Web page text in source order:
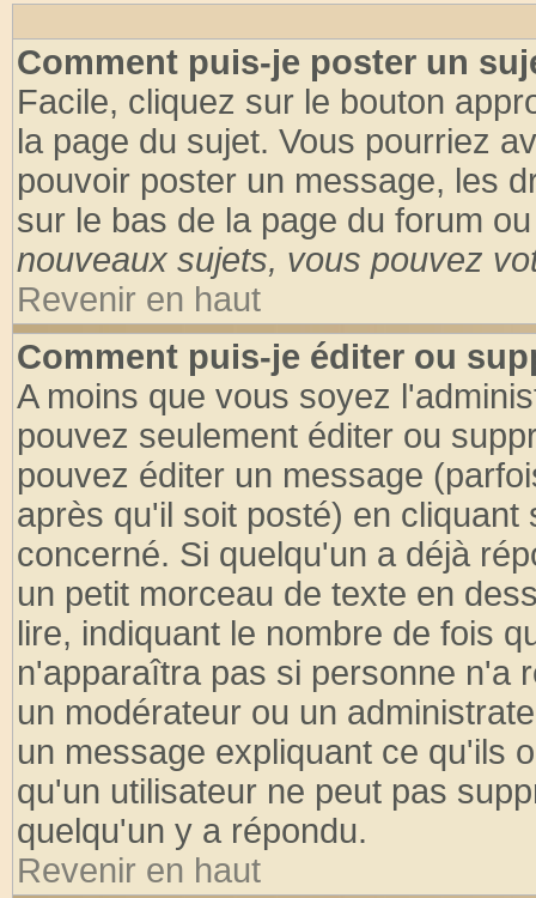
Comment puis-je poster un
Facile, cliquez sur le bouton
la page du sujet. Vous pourriez
pouvoir poster un message, les
sur le bas de la page du forum
nouveaux sujets, vous pouvez
Revenir en haut
Comment puis-je éditer ou
A moins que vous soyez
pouvez seulement éditer ou
pouvez éditer un message
après qu'il soit posté) en
concerné. Si quelqu'un a déjà
un petit morceau de texte en
lire, indiquant le nombre de fois
n'apparaîtra pas si personne n'a
un modérateur ou un
un message expliquant ce qu'ils
qu'un utilisateur ne peut pas
quelqu'un y a répondu.
Revenir en haut